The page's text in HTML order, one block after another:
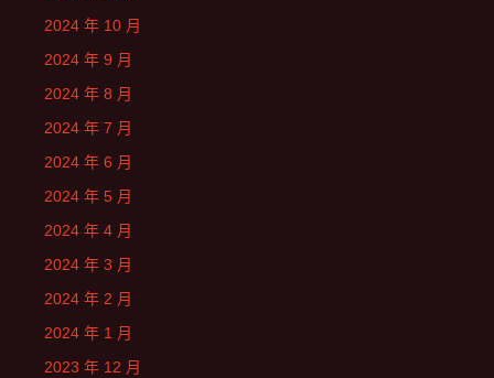
2024 年 10 月
2024 年 9 月
2024 年 8 月
2024 年 7 月
2024 年 6 月
2024 年 5 月
2024 年 4 月
2024 年 3 月
2024 年 2 月
2024 年 1 月
2023 年 12 月